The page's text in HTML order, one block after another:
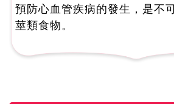
預防心血管疾病的發生，是不
莖類食物。